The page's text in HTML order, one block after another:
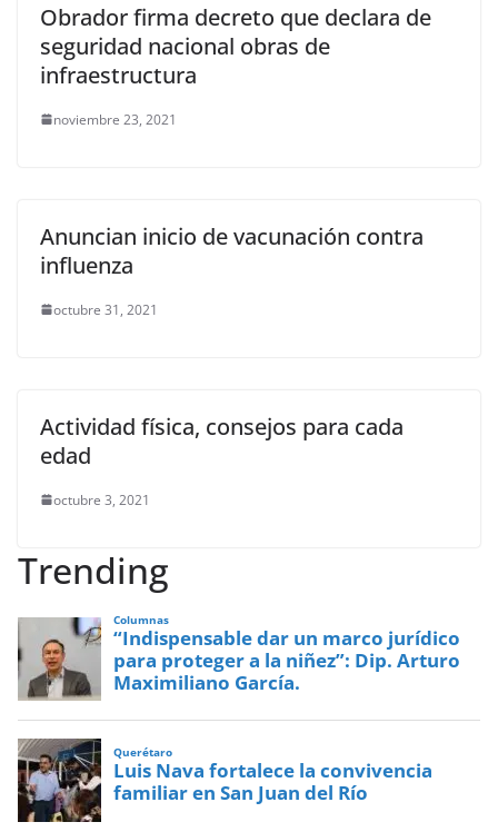
Obrador firma decreto que declara de
seguridad nacional obras de
infraestructura
noviembre 23, 2021
Anuncian inicio de vacunación contra
influenza
octubre 31, 2021
Actividad física, consejos para cada
edad
octubre 3, 2021
Trending